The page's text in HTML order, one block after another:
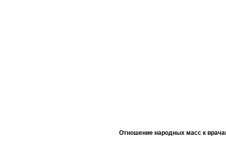
Отношение народных масс к